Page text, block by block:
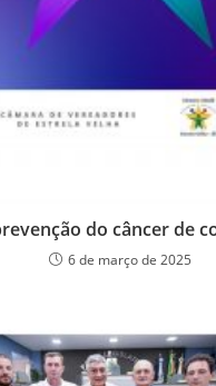
do câncer de
6 de março de 2025